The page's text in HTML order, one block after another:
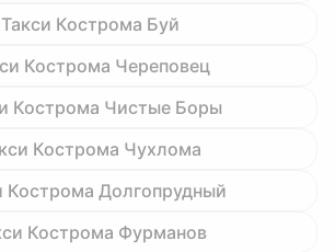
Такси Кострома Буй
Кострома Череповец
Кострома Чистые Боры
Кострома Чухлома
Кострома Долгопрудный
Кострома Фурманов